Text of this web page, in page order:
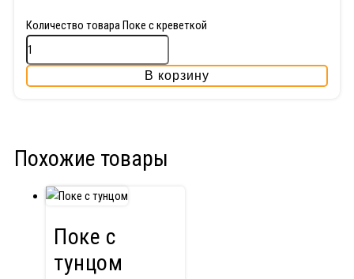
Количество товара Поке с креветкой
В корзину
Похожие товары
Поке с
тунцом